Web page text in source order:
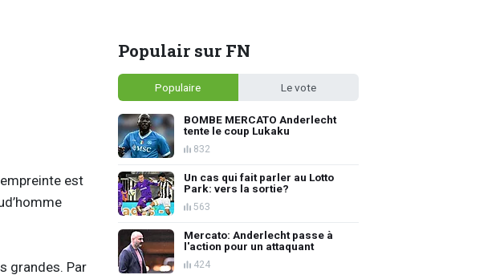
est
grandes. Par
Populair sur FN
Populaire Le vote
BOMBE MERCATO Anderlecht
tente le coup Lukaku
832
Un cas qui fait parler au Lotto
Park: vers la sortie?
563
Mercato: Anderlecht passe à
l'action pour un attaquant
424